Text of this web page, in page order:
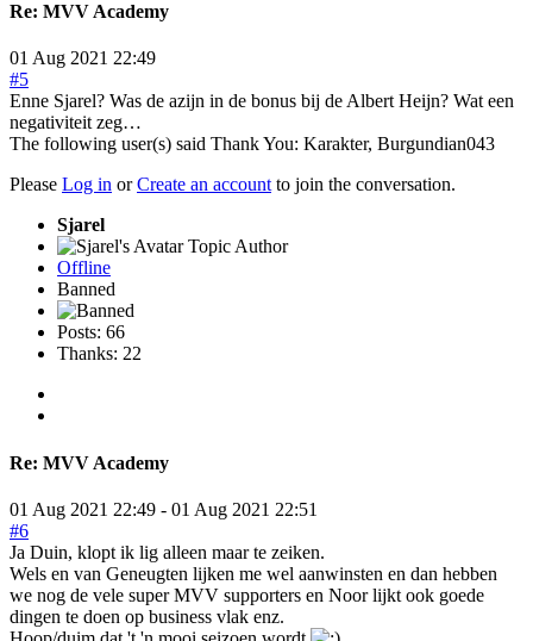
Re: MVV Academy
01 Aug 2021 22:49
#5
Enne Sjarel? Was de azijn in de bonus bij de Albert Heijn? Wat een
negativiteit zeg…
The following user(s) said Thank You: Karakter, Burgundian043
Please Log in orCreate an accountto join the conversation.
Sjarel
Topic Author
Offline
Banned
Posts: 66
Thanks: 22
Re: MVV Academy
01 Aug 2021 22:49 - 01 Aug 2021 22:51
#6
Ja Duin, klopt ik lig alleen maar te zeiken.
Wels en van Geneugten lijken me wel aanwinsten en dan hebben
we nog de vele super MVV supporters en Noor lijkt ook goede
dingen te doen op business vlak enz.